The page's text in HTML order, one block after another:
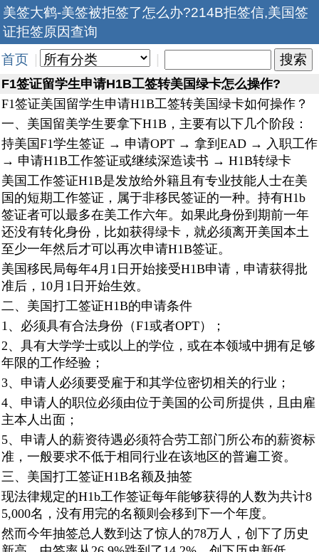
美签大鹤-美签被拒签了怎么办?214B拒签信,美国签
证拒签原因查询
首页
F1签证留学生申请H1B工签转美国绿卡怎么操作?
F1签证美国留学生申请H1B工签转美国绿卡如何操作？
一、美国留美学生要拿下H1B，主要有以下几个阶段：
持美国F1学生签证 → 申请OPT → 拿到EAD → 入职工作
→ 申请H1B工作签证或继续深造读书 → H1B转绿卡
美国工作签证H1B是发放给外籍且有专业技能人士在美
国的短期工作签证，属于非移民签证的一种。持有H1b
签证者可以最多在美工作六年。如果此身份到期前一年
还没有转化身份，比如获得绿卡，就必须离开美国本土
至少一年然后才可以再次申请H1B签证。
美国移民局每年4月1日开始接受H1B申请，申请获得批
准后，10月1日开始生效。
二、美国打工签证H1B的申请条件
1、必须具有合法身份（F1或者OPT）；
2、具有大学学士或以上的学位，或在本领域中拥有足够
年限的工作经验；
3、申请人必须要受雇于和其学位密切相关的行业；
4、申请人的职位必须由位于美国的公司所提供，且由雇
主本人出面；
5、申请人的薪资待遇必须符合劳工部门所公布的薪资标
准，一般要求不低于相同行业在该地区的普遍工资。
三、美国打工签证H1B名额及抽签
现法律规定的H1b工作签证每年能够获得的人数为共计8
5,000名，没有用完的名额则会移到下一个年度。
然而今年抽签总人数到达了惊人的78万人，创下了历史